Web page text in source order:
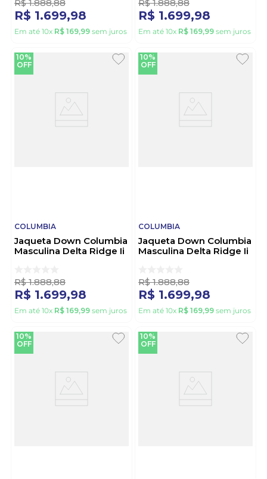
R$ 1.888,88
R$ 1.699,98
Em até 10x R$ 169,99 sem juros
R$ 1.888,88
R$ 1.699,98
Em até 10x R$ 169,99 sem juros
10%
OFF
COLUMBIA
Jaqueta Down Columbia
Masculina Delta Ridge Ii
R$ 1.888,88
R$ 1.699,98
Em até 10x R$ 169,99 sem juros
10%
OFF
COLUMBIA
Jaqueta Down Columbia
Masculina Delta Ridge Ii
R$ 1.888,88
R$ 1.699,98
Em até 10x R$ 169,99 sem juros
10%
OFF
10%
OFF